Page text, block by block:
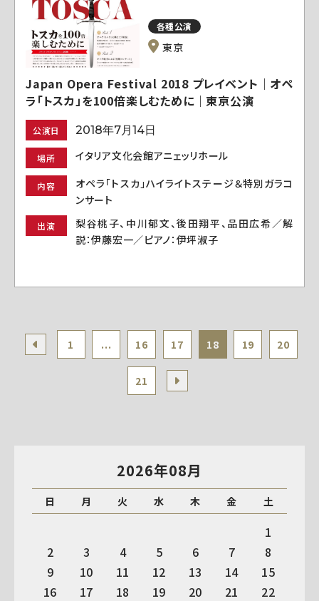
各種公演
東京
Japan Opera Festival 2018 プレイベント｜オペ
ラ「トスカ」を100倍楽しむために｜東京公演
公演日 2018年7月14日
場所 イタリア文化会館アニェッリホール
内容
オペラ「トスカ」ハイライトステージ＆特別ガラコ
ンサート
出演
梨谷桃子、中川郁文、後田翔平、品田広希／解
説：伊藤宏一／ピアノ：伊坪淑子
1 ... 16 17 18 19 20
21
2026年08月
日 月 火 水 木 金 土
1
2
3 4 5 6 7
8
9
10 11 12 13 14
15
16
17 18 19 20 21
22